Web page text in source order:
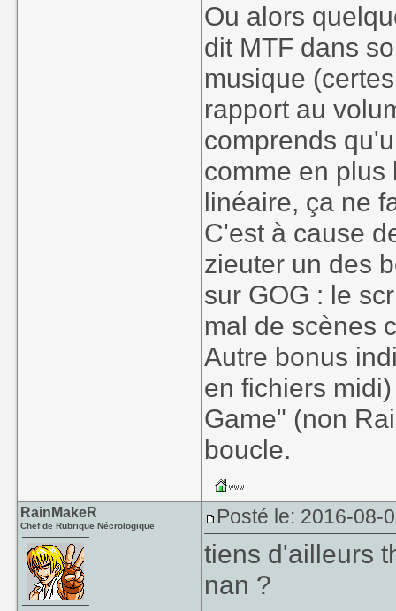
Ou alors
dit MTF dans
musique
rapport au
comprends
comme en plus
linéaire, ça ne
C'est à cause
zieuter un des
sur GOG : le
mal de scènes
Autre bonus
en fichiers
Game" (non
boucle.
RainMakeR
Chef de Rubrique Nécrologique Posté le: 2016-08-
tiens d'ailleurs
nan ?